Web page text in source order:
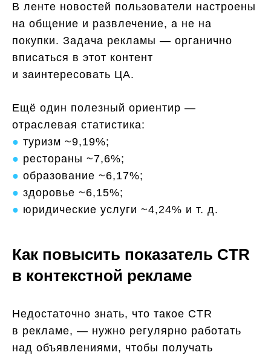
В ленте новостей пользователи настроены
на общение и развлечение, а не на
покупки. Задача рекламы — органично
вписаться в этот контент
и заинтересовать ЦА.
Ещё один полезный ориентир —
отраслевая статистика:
● туризм ~9,19%;
● рестораны ~7,6%;
● образование ~6,17%;
● здоровье ~6,15%;
● юридические услуги ~4,24% и т. д.
Как повысить показатель CTR
в контекстной рекламе
Недостаточно знать, что такое CTR
в рекламе, — нужно регулярно работать
над объявлениями, чтобы получать